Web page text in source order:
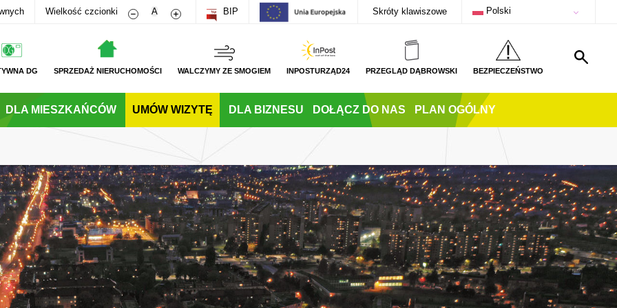
Wielkość czcionki Zmniejsz rozmiar czcionki
A Zwiększ rozmiar czcionki
BIP Skróty klawiszowe Polski
DG SPRZEDAŻ NIERUCHOMOŚCI WALCZYMY ZE SMOGIEM INPOSTURZĄD24 PRZEGLĄD DĄBROWSKI BEZPIECZEŃSTWO
DLA MIESZKAŃCÓW UMÓW WIZYTĘ DLA BIZNESU DOŁĄCZ DO NAS PLAN OGÓLNY